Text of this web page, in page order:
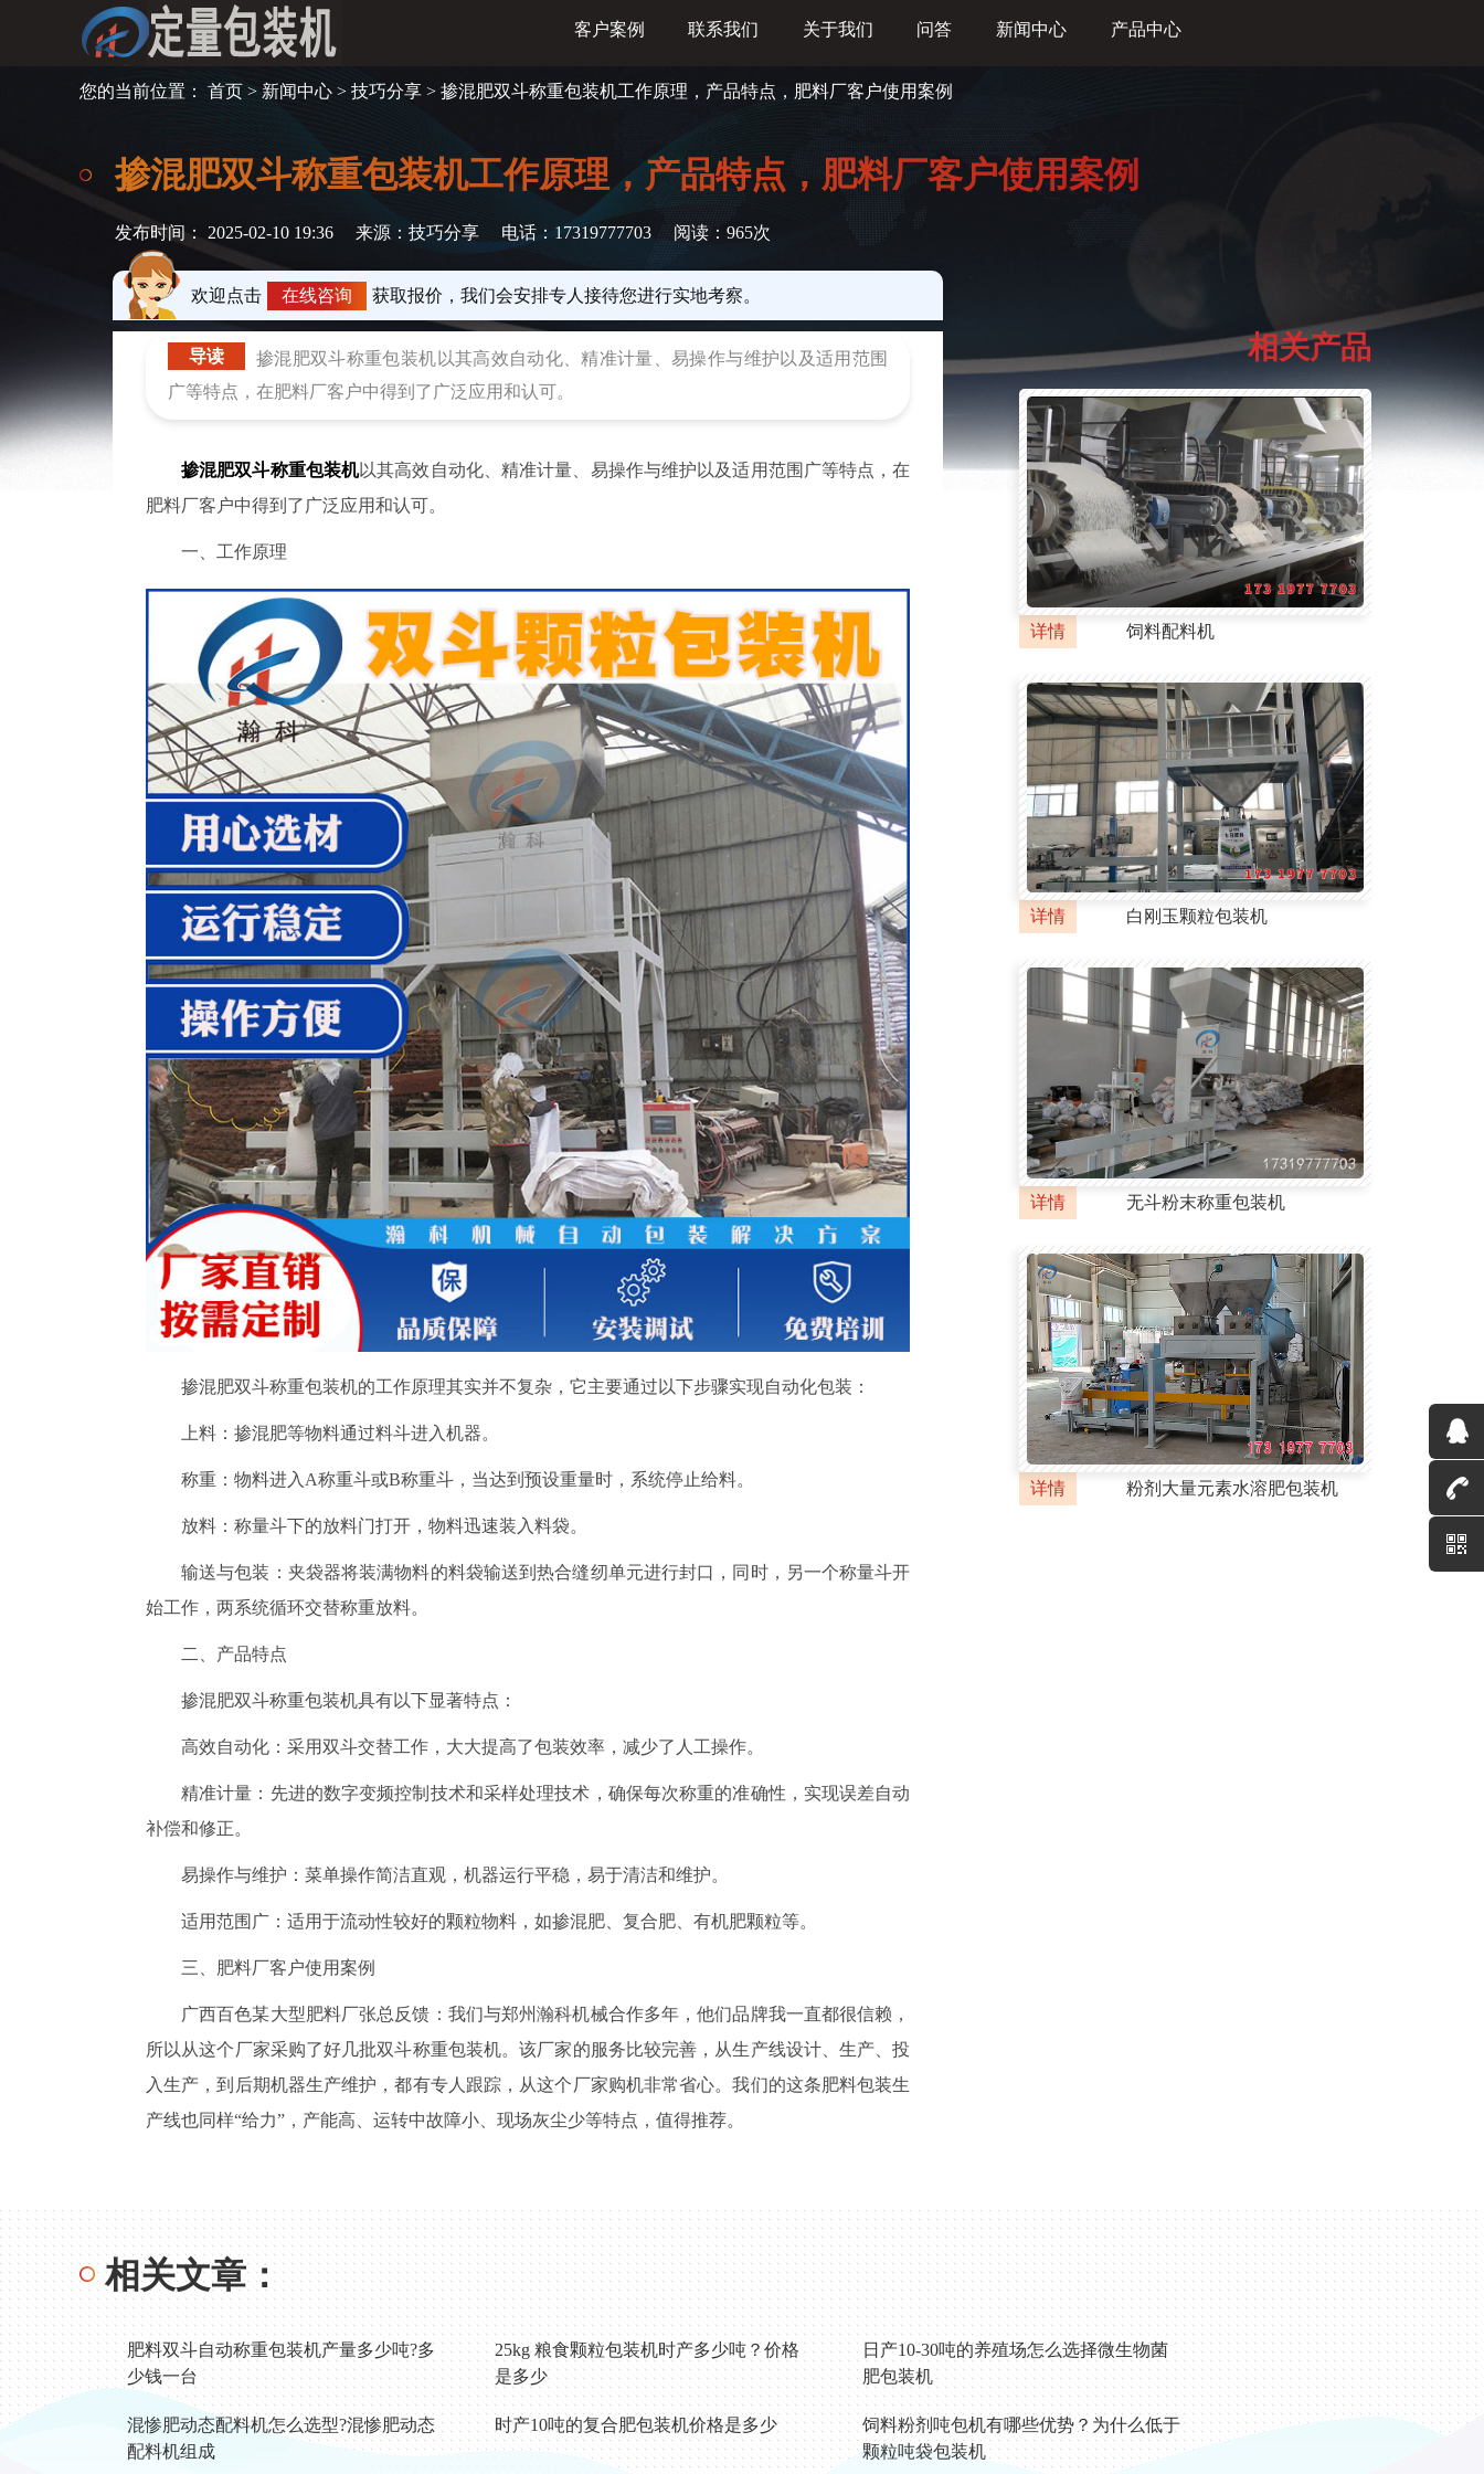
客户案例 联系我们 关于我们 问答 新闻中心 产品中心
您的当前位置： 首页 > 新闻中心 > 技巧分享 > 掺混肥双斗称重包装机工作原理，产品特点，肥料厂客户使用案例
掺混肥双斗称重包装机工作原理，产品特点，肥料厂客户使用案例
发布时间： 2025-02-10 19:36 来源：技巧分享 电话：17319777703 阅读： 965次
欢迎点击 在线咨询 获取报价，我们会安排专人接待您进行实地考察。
导读
掺混肥双斗称重包装机以其高效自动化、精准计量、易操作与维护以及适用范围
广等特点，在肥料厂客户中得到了广泛应用和认可。
掺混肥双斗称重包装机以其高效自动化、精准计量、易操作与维护以及适用范围广等特点，在
肥料厂客户中得到了广泛应用和认可。
一、工作原理
掺混肥双斗称重包装机的工作原理其实并不复杂，它主要通过以下步骤实现自动化包装：
上料：掺混肥等物料通过料斗进入机器。
称重：物料进入A称重斗或B称重斗，当达到预设重量时，系统停止给料。
放料：称量斗下的放料门打开，物料迅速装入料袋。
输送与包装：夹袋器将装满物料的料袋输送到热合缝纫单元进行封口，同时，另一个称量斗开
始工作，两系统循环交替称重放料。
二、产品特点
掺混肥双斗称重包装机具有以下显著特点：
高效自动化：采用双斗交替工作，大大提高了包装效率，减少了人工操作。
精准计量：先进的数字变频控制技术和采样处理技术，确保每次称重的准确性，实现误差自动
补偿和修正。
易操作与维护：菜单操作简洁直观，机器运行平稳，易于清洁和维护。
适用范围广：适用于流动性较好的颗粒物料，如掺混肥、复合肥、有机肥颗粒等。
三、肥料厂客户使用案例
广西百色某大型肥料厂张总反馈：我们与郑州瀚科机械合作多年，他们品牌我一直都很信赖，
所以从这个厂家采购了好几批双斗称重包装机。该厂家的服务比较完善，从生产线设计、生产、投
入生产，到后期机器生产维护，都有专人跟踪，从这个厂家购机非常省心。我们的这条肥料包装生
产线也同样“给力”，产能高、运转中故障小、现场灰尘少等特点，值得推荐。
相关产品
详情 饲料配料机
详情 白刚玉颗粒包装机
详情 无斗粉末称重包装机
详情 粉剂大量元素水溶肥包装机
相关文章：
肥料双斗自动称重包装机产量多少吨?多
少钱一台
25kg 粮食颗粒包装机时产多少吨？价格
是多少
日产10‑30吨的养殖场怎么选择微生物菌
肥包装机
混惨肥动态配料机怎么选型?混惨肥动态
配料机组成
时产10吨的复合肥包装机价格是多少
饲料粉剂吨包机有哪些优势？为什么低于
颗粒吨袋包装机